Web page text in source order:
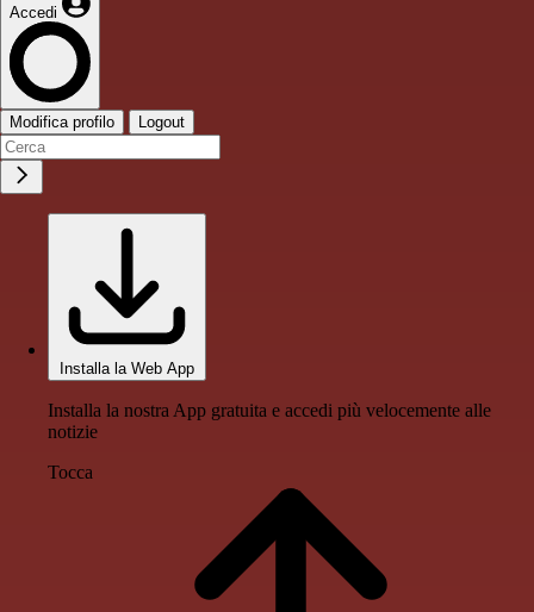
Accedi
Modifica profilo Logout
Installa la Web App
Installa la nostra App gratuita e accedi più velocemente alle
notizie
Tocca